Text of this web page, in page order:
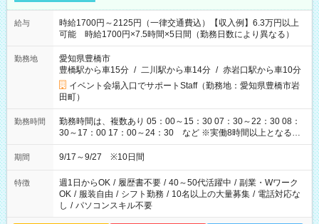
給与
時給1700円～2125円（一律交通費込）【収入例】6.3万円以上
可能 時給1700円×7.5時間×5日間（勤務日数により異なる）
勤務地
愛知県豊橋市
豊橋駅から車15分 / 二川駅から車14分 / 赤岩口駅から車10分
イベント会場入口でサポートStaff（勤務地：愛知県豊橋市岩
田町）
勤務時間
勤務時間は、複数あり 05：00～15：30 07：30～22：30 08：
30～17：00 17：00～24：30 など ※実働8時間以上となる勤
務もあります。 【休憩】60分+他休憩あり 交替で取得します。
安全面に配慮しこまめな休憩があります。
期間 9/17～9/27 ※10日間
特徴 週1日からOK / 履歴書不要 / 40～50代活躍中 / 副業・Wワーク
OK / 服装自由 / シフト勤務 / 10名以上の大量募集 / 電話対応な
し / パソコンスキル不要